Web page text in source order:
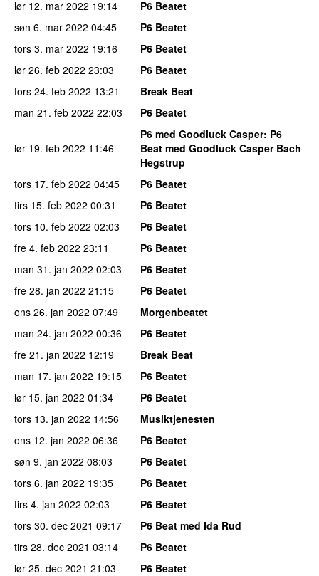
lør 12. mar 2022 19:14
P6 Beatet
søn 6. mar 2022 04:45
P6 Beatet
tors 3. mar 2022 19:16
P6 Beatet
lør 26. feb 2022 23:03
P6 Beatet
tors 24. feb 2022 13:21
Break Beat
man 21. feb 2022 22:03 P6 Beatet
lør 19. feb 2022 11:46
P6 med Goodluck Casper: P6
Beat med Goodluck Casper Bach
Hegstrup
tors 17. feb 2022 04:45
P6 Beatet
tirs 15. feb 2022 00:31
P6 Beatet
tors 10. feb 2022 02:03
P6 Beatet
fre 4. feb 2022 23:11
P6 Beatet
man 31. jan 2022 02:03
P6 Beatet
fre 28. jan 2022 21:15
P6 Beatet
ons 26. jan 2022 07:49
Morgenbeatet
man 24. jan 2022 00:36
P6 Beatet
fre 21. jan 2022 12:19
Break Beat
man 17. jan 2022 19:15
P6 Beatet
lør 15. jan 2022 01:34
P6 Beatet
tors 13. jan 2022 14:56
Musiktjenesten
ons 12. jan 2022 06:36
P6 Beatet
søn 9. jan 2022 08:03
P6 Beatet
tors 6. jan 2022 19:35
P6 Beatet
tirs 4. jan 2022 02:03
P6 Beatet
tors 30. dec 2021 09:17
P6 Beat med Ida Rud
tirs 28. dec 2021 03:14
P6 Beatet
lør 25. dec 2021 21:03
P6 Beatet